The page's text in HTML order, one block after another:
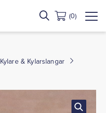
(0)
Kylare & Kylarslangar